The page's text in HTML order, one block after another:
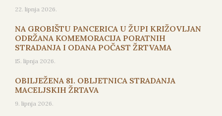
22. lipnja 2026.
NA GROBIŠTU PANCERICA U ŽUPI KRIŽOVLJAN
ODRŽANA KOMEMORACIJA PORATNIH
STRADANJA I ODANA POČAST ŽRTVAMA
15. lipnja 2026.
OBILJEŽENA 81. OBLJETNICA STRADANJA
MACELJSKIH ŽRTAVA
9. lipnja 2026.